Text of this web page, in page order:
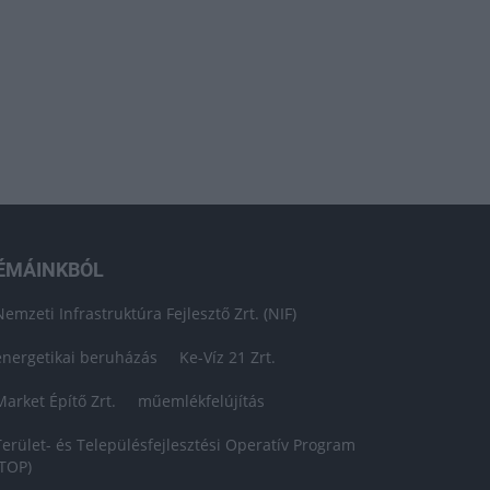
Infrastruktúra Fejlesztő Zrt. (NIF)
beruházás Ke-Víz 21 Zrt.
Építő Zrt. műemlékfelújítás
és Településfejlesztési Operatív Program